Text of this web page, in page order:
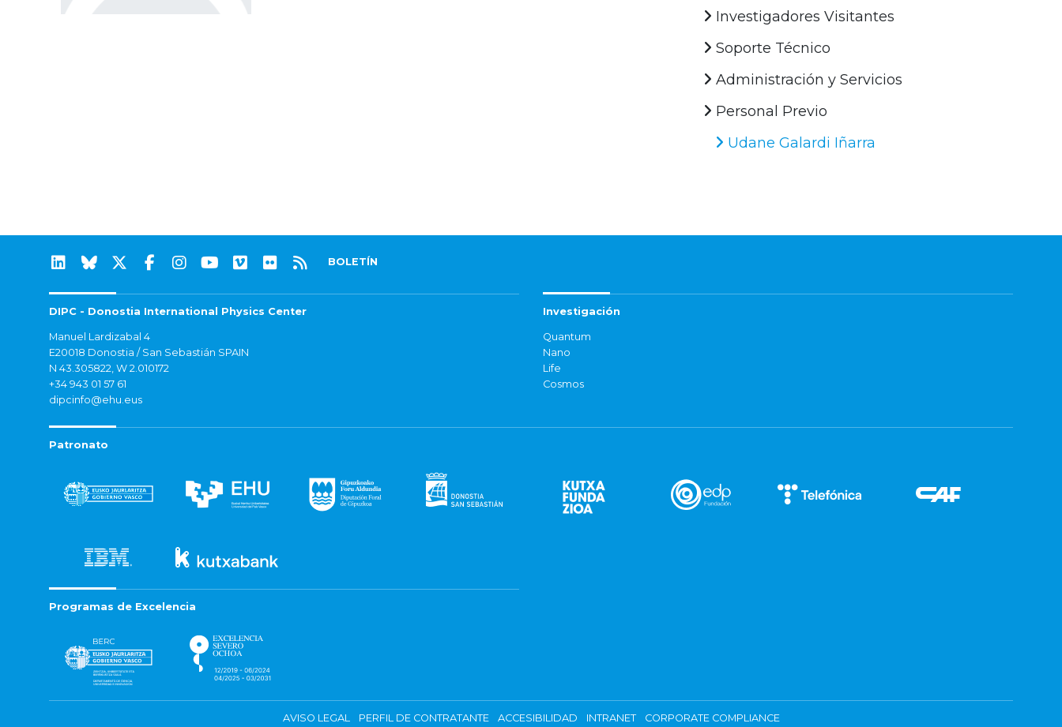
Investigadores Visitantes
Soporte Técnico
Administración y Servicios
Personal Previo
Udane Galardi Iñarra
BOLETÍN
DIPC - Donostia International Physics Center
Manuel Lardizabal 4
E20018 Donostia / San Sebastián SPAIN
N 43.305822, W 2.010172
+34 943 01 57 61
dipcinfo@ehu.eus
Investigación
Quantum
Nano
Life
Cosmos
Patronato
Programas de Excelencia
AVISO LEGAL PERFIL DE CONTRATANTE ACCESIBILIDAD INTRANET CORPORATE COMPLIANCE